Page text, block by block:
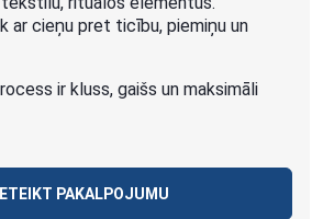
ar cieņu pret ticību, piemiņu un
ir kluss, gaišs un maksimāli
PAKALPOJUMU